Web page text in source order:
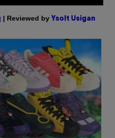
| Reviewed by Ysolt Usigan